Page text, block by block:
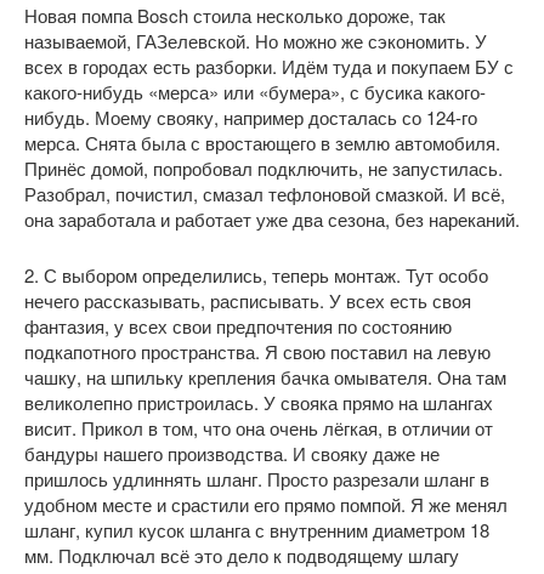
Новая помпа Bosch стоила несколько дороже, так
называемой, ГАЗелевской. Но можно же сэкономить. У
всех в городах есть разборки. Идём туда и покупаем БУ с
какого-нибудь «мерса» или «бумера», с бусика какого-
нибудь. Моему свояку, например досталась со 124-го
мерса. Снята была с вростающего в землю автомобиля.
Принёс домой, попробовал подключить, не запустилась.
Разобрал, почистил, смазал тефлоновой смазкой. И всё,
она заработала и работает уже два сезона, без нареканий.
2. С выбором определились, теперь монтаж. Тут особо
нечего рассказывать, расписывать. У всех есть своя
фантазия, у всех свои предпочтения по состоянию
подкапотного пространства. Я свою поставил на левую
чашку, на шпильку крепления бачка омывателя. Она там
великолепно пристроилась. У свояка прямо на шлангах
висит. Прикол в том, что она очень лёгкая, в отличии от
бандуры нашего производства. И свояку даже не
пришлось удлиннять шланг. Просто разрезали шланг в
удобном месте и срастили его прямо помпой. Я же менял
шланг, купил кусок шланга с внутренним диаметром 18
мм. Подключал всё это дело к подводящему шлагу